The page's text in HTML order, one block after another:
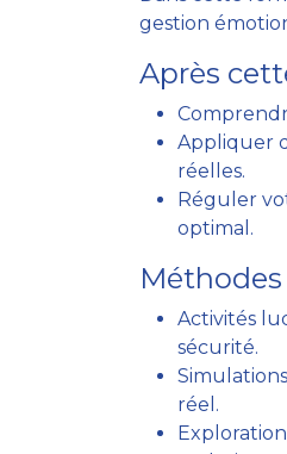
gestion
Après
Appliquer
réelles.
Réguler
optimal.
Méthodes
Activités
sécurité.
réel.